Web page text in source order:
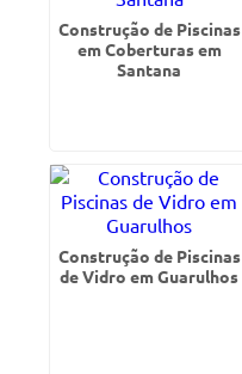
Construção de Piscinas
em Coberturas em
Santana
Construção de Piscinas
de Vidro em Guarulhos